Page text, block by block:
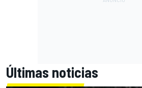
Últimas noticias